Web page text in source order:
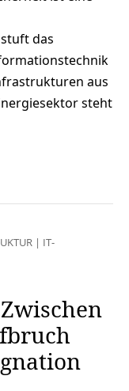
das
aus
steht
| IT-